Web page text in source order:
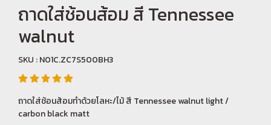
ถาดใส่ช้อนส้อม สี Tennessee
walnut
SKU : N01C.ZC7S500BH3
ถาดใส่ช้อนส้อมทำด้วยโลหะ/ไม้ สี Tennessee walnut light /
carbon black matt